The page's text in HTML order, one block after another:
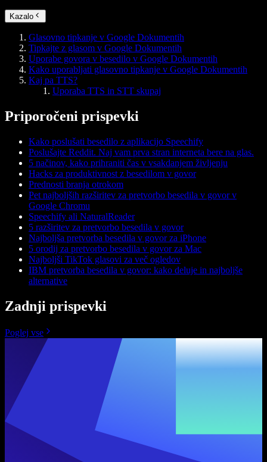
Kazalo
Glasovno tipkanje v Google Dokumentih
Tipkajte z glasom v Google Dokumentih
Uporabe govora v besedilo v Google Dokumentih
Kako uporabljati glasovno tipkanje v Google Dokumentih
Kaj pa TTS?
Uporaba TTS in STT skupaj
Priporočeni prispevki
Kako poslušati besedilo z aplikacijo Speechify
Poslušajte Reddit. Naj vam prva stran interneta bere na glas.
5 načinov, kako prihraniti čas v vsakdanjem življenju
Hacks za produktivnost z besedilom v govor
Prednosti branja otrokom
Pet najboljših razširitev za pretvorbo besedila v govor v
Google Chromu
Speechify ali NaturalReader
5 razširitev za pretvorbo besedila v govor
Najboljša pretvorba besedila v govor za iPhone
5 orodij za pretvorbo besedila v govor za Mac
Najboljši TikTok glasovi za več ogledov
IBM pretvorba besedila v govor: kako deluje in najboljše
alternative
Zadnji prispevki
Poglej vse